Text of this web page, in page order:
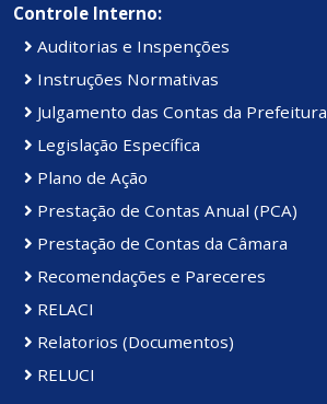
Controle Interno:
Auditorias e Inspenções
Instruções Normativas
Julgamento das Contas da Prefeitura
Legislação Específica
Plano de Ação
Prestação de Contas Anual (PCA)
Prestação de Contas da Câmara
Recomendações e Pareceres
RELACI
Relatorios (Documentos)
RELUCI